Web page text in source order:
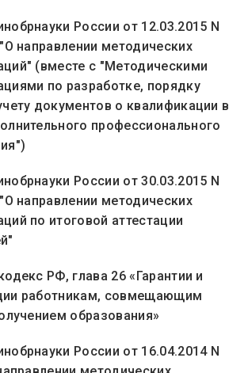
России от 12.03.2015 N
направлении методических
(вместе с "Методическими
по разработке, порядку
документов о квалификации в
профессионального
России от 30.03.2015 N
направлении методических
по итоговой аттестации
РФ, глава 26 «Гарантии и
работникам, совмещающим
образования»
России от 16.04.2014 N